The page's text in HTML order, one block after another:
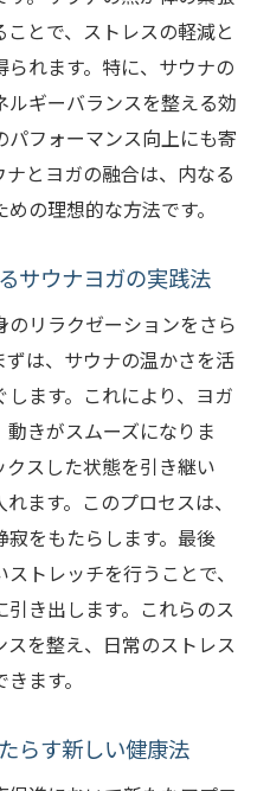
とで、ストレスの軽減と
れます。特に、サウナの
ギーバランスを整える効
フォーマンス向上にも寄
とヨガの融合は、内なる
の理想的な方法です。
サウナヨガの実践法
リラクゼーションをさら
は、サウナの温かさを活
ます。これにより、ヨガ
きがスムーズになりま
スした状態を引き継い
ます。このプロセスは、
をもたらします。最後
トレッチを行うことで、
き出します。これらのス
を整え、日常のストレス
ます。
らす新しい健康法